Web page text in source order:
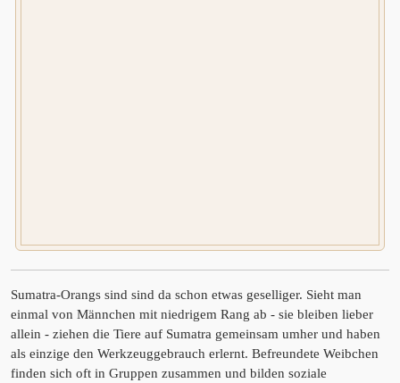
Sumatra-Orangs sind sind da schon etwas geselliger. Sieht man
einmal von Männchen mit niedrigem Rang ab - sie bleiben lieber
allein - ziehen die Tiere auf Sumatra gemeinsam umher und haben
als einzige den Werkzeuggebrauch erlernt. Befreundete Weibchen
finden sich oft in Gruppen zusammen und bilden soziale